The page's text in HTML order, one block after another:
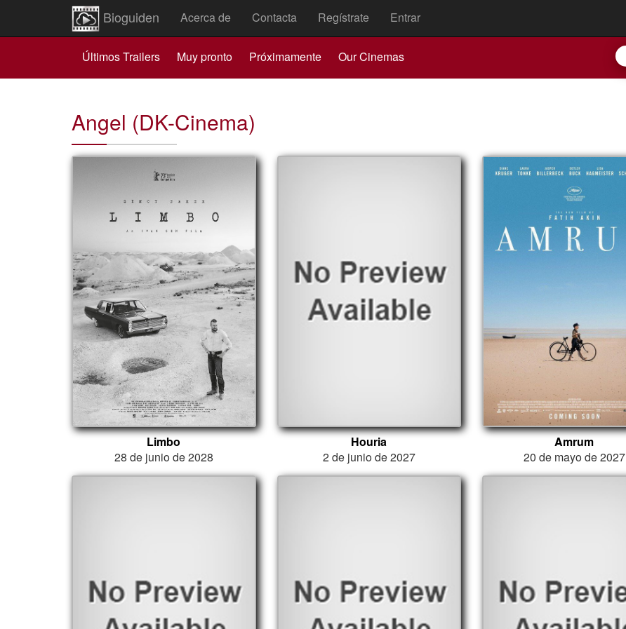
Bioguiden Acerca de Contacta Regístrate Entrar
Últimos Trailers Muy pronto Próximamente Our Cinemas
Angel (DK-Cinema)
Limbo
28 de junio de 2028
Houria
2 de junio de 2027
Amrum
20 de mayo de 2027